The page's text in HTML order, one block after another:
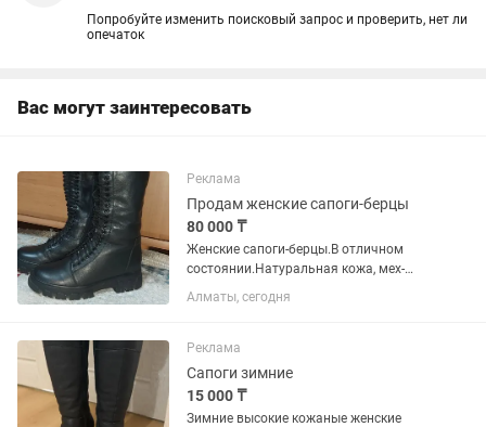
Попробуйте изменить поисковый запрос и проверить, нет ли
опечаток
Вас могут заинтересовать
Реклама
Продам женские сапоги-берцы
80 000 ₸
Женские сапоги-берцы.В отличном
состоянии.Натуральная кожа, мех-
цигейка, евро.
Алматы, сегодня
Реклама
Сапоги зимние
15 000 ₸
Зимние высокие кожаные женские